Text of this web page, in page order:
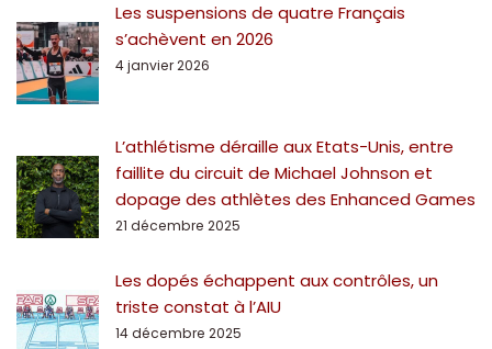
Les suspensions de quatre Français
s’achèvent en 2026
4 janvier 2026
L’athlétisme déraille aux Etats-Unis, entre
faillite du circuit de Michael Johnson et
dopage des athlètes des Enhanced Games
21 décembre 2025
Les dopés échappent aux contrôles, un
triste constat à l’AIU
14 décembre 2025